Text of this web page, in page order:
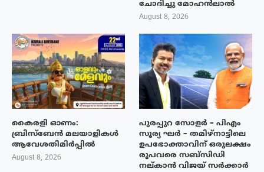
ചോദിച്ചു മോഹൻലാൽ
August 8, 2026
കൈരളി ഓണം:
ബ്രിസ്ബേൻ മലയാളികൾ
ആവേശതിമിർപ്പിൽ
August 8, 2026
പുരപ്പുറ സോളർ – പിഎം
സൂര്യ ഘർ – തമിഴ്നാട്ടിലെ
ഉപഭോക്താവിന് ഒരുലക്ഷം
രൂപവരെ സബ്സിഡി
നല്കാൻ വിജയ് സർക്കാർ